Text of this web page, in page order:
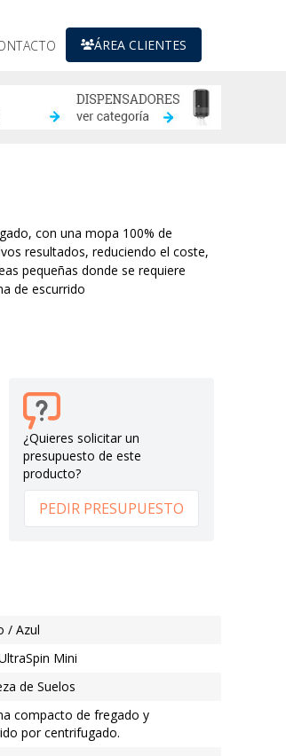
ÁREA CLIENTES
con una mopa 100% de
resultados, reduciendo el coste,
pequeñas donde se requiere
de escurrido
¿Quieres solicitar un
presupuesto de este
producto?
PEDIR PRESUPUESTO
/ Azul
Mini
de Suelos
compacto de fregado y
por centrifugado.